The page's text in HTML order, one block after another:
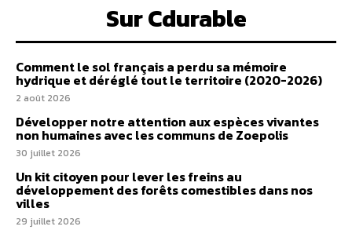
Sur Cdurable
Comment le sol français a perdu sa mémoire
hydrique et déréglé tout le territoire (2020-2026)
2 août 2026
Développer notre attention aux espèces vivantes
non humaines avec les communs de Zoepolis
30 juillet 2026
Un kit citoyen pour lever les freins au
développement des forêts comestibles dans nos
villes
29 juillet 2026